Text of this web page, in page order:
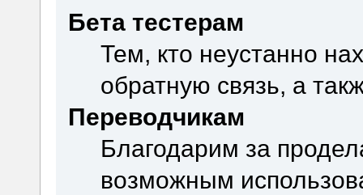
Бета тестерам
Тем, кто неустанно
обратную связь, а
Переводчикам
Благодарим за
возможным